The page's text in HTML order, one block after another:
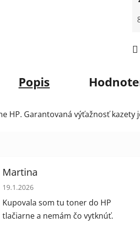
Popis
HP. Garantovaná výťažnosť kazety
Martina
Hodnotenie obchodu je 5 z 5
19.1.2026
Kupovala som tu toner do HP
tlačiarne a nemám čo vytknúť.